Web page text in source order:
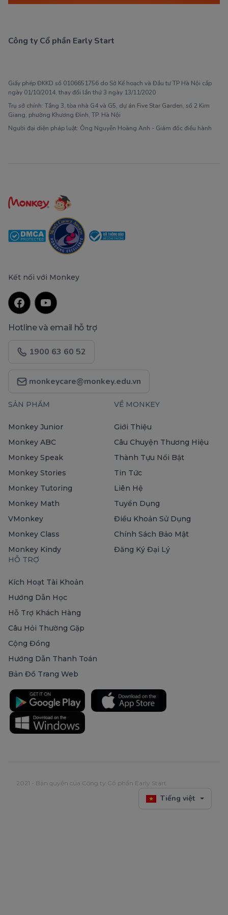
Công ty Cổ phần Early Start
Giấy phép ĐKKD số 0106651756 do Sở Kế hoạch và Đầu tư TP Hà Nội cấp
ngày 01/10/2014, thay đổi lần thứ 3 ngày 13/11/2020
Trụ sở chính: Tầng 3, tòa nhà G4 và G5, dự án Five Star Garden, số 2 Kim
Giang, phường Khương Đình, TP. Hà Nội
Người đại diện pháp luật: Ông Nguyễn Hoàng Anh - Giám đốc điều hành
Kết nối với Monkey
Hotline và email hỗ trợ
1900 63 60 52
monkeycare@monkey.edu.vn
SẢN PHẨM
Monkey Junior
Monkey ABC
Monkey Speak
Monkey Stories
Monkey Tutoring
Monkey Math
VMonkey
Monkey Class
Monkey Kindy
VỀ MONKEY
Giới Thiệu
Câu Chuyện Thương Hiệu
Thành Tựu Nổi Bật
Tin Tức
Liên Hệ
Tuyển Dụng
Điều Khoản Sử Dụng
Chính Sách Bảo Mật
Đăng Ký Đại Lý
HỖ TRỢ
Kích Hoạt Tài Khoản
Hướng Dẫn Học
Hỗ Trợ Khách Hàng
Câu Hỏi Thường Gặp
Cộng Đồng
Hướng Dẫn Thanh Toán
Bản Đồ Trang Web
2021 - Bản quyền của Công ty Cổ phần Early Start
Tiếng việt